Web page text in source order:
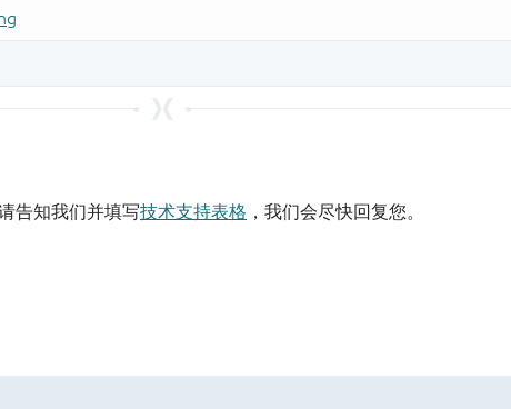
告知我们并填写技术支持表格 ，我们会尽快回复您。